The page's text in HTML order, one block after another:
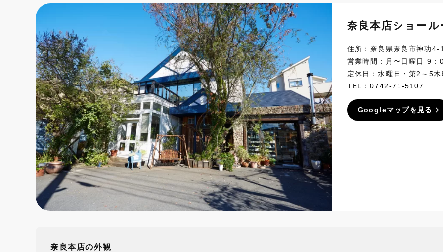
奈良本店ショール
住所：奈良県奈良市神功4-
営業時間：月〜日曜日 9
定休日：水曜日・第2～5
TEL：0742-71-5107
Googleマップを見る
奈良本店の外観